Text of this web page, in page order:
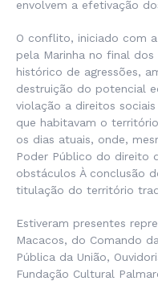
envolvem a efetivação
O conflito, iniciado com
pela Marinha no final
histórico de agressões,
destruição do potencial
violação a direitos
que habitavam o
os dias atuais, onde,
Poder Público do direito
obstáculos À conclusão
titulação do território
Estiveram presentes
Macacos, do Comando
Pública da União,
Fundação Cultural